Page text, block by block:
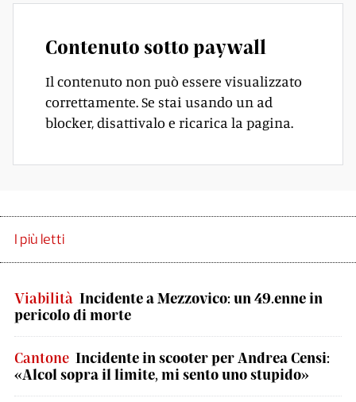
Contenuto sotto paywall
Il contenuto non può essere visualizzato
correttamente. Se stai usando un ad
blocker, disattivalo e ricarica la pagina.
I più letti
Viabilità Incidente a Mezzovico: un 49.enne in
pericolo di morte
Cantone Incidente in scooter per Andrea Censi:
«Alcol sopra il limite, mi sento uno stupido»